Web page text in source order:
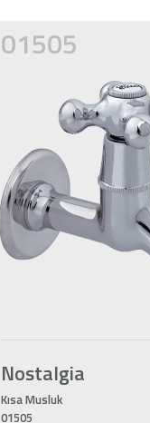
01505
Nostalgia
Kısa Musluk
01505